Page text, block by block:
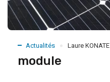
Actualités Laure KONATE
module